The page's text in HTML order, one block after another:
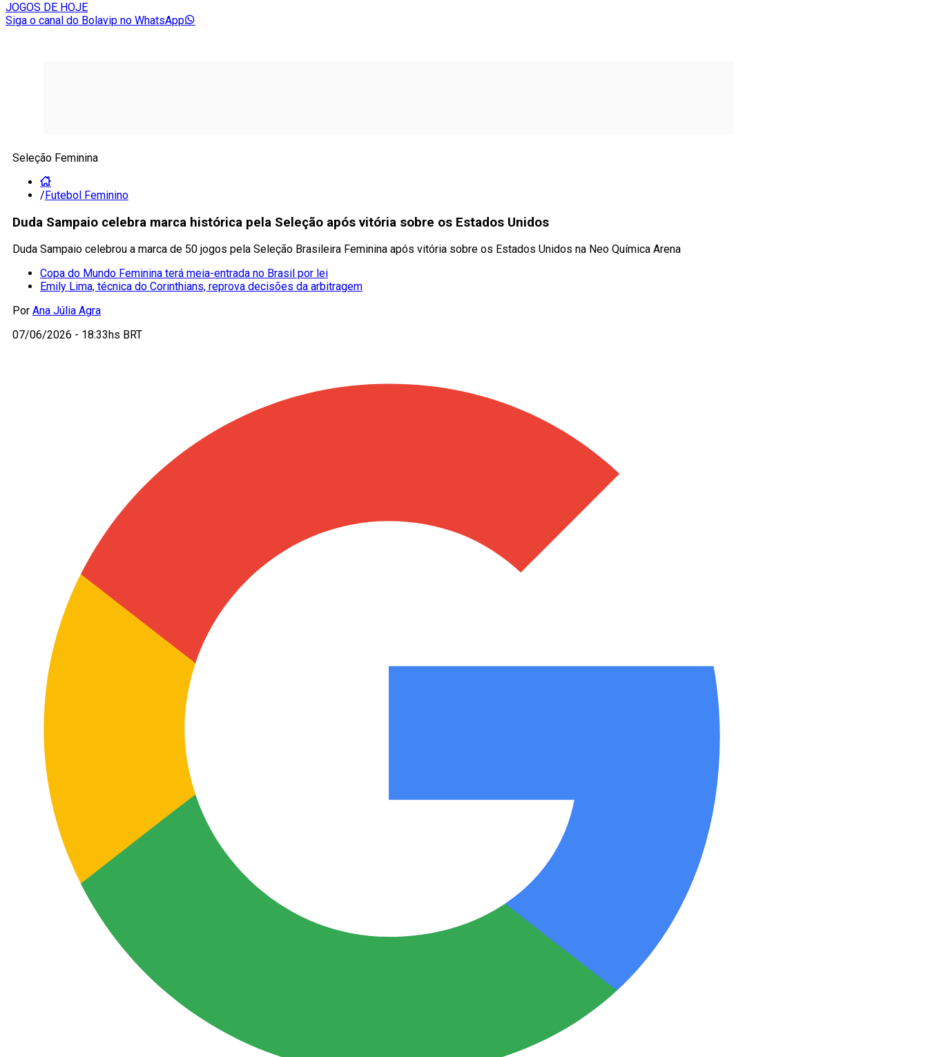
JOGOS DE HOJE
Siga o canal do Bolavip no WhatsApp
Seleção Feminina
/Futebol Feminino
Duda Sampaio celebra marca histórica pela Seleção após vitória sobre os Estados Unidos
Duda Sampaio celebrou a marca de 50 jogos pela Seleção Brasileira Feminina após vitória sobre os Estados Unidos na Neo Química Arena
Copa do Mundo Feminina terá meia-entrada no Brasil por lei
Emily Lima, técnica do Corinthians, reprova decisões da arbitragem
Por Ana Júlia Agra
07/06/2026 - 18:33hs BRT